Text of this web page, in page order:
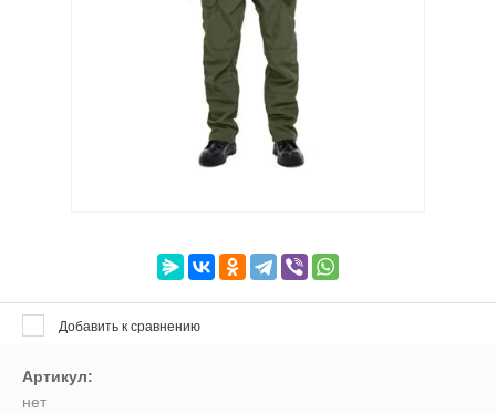
Добавить к сравнению
Артикул:
нет
Найти